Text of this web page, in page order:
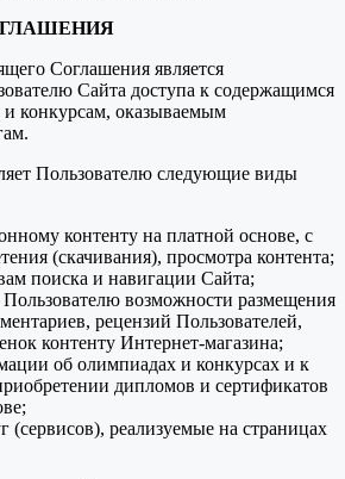
Соглашения является
Сайта доступа к содержащимся
конкурсам, оказываемым
Пользователю следующие виды
контенту на платной основе, с
(скачивания), просмотра контента;
поиска и навигации Сайта;
Пользователю возможности размещения
рецензий Пользователей,
контенту Интернет-магазина;
об олимпиадах и конкурсах и к
дипломов и сертификатов
(сервисов), реализуемые на страницах